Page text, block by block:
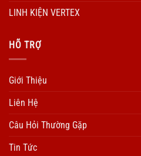
LINH KIỆN VERTEX
HÕ TRỢ
Giới Thiệu
Liên Hệ
Câu Hỏi Thường Gặp
Tin Tức